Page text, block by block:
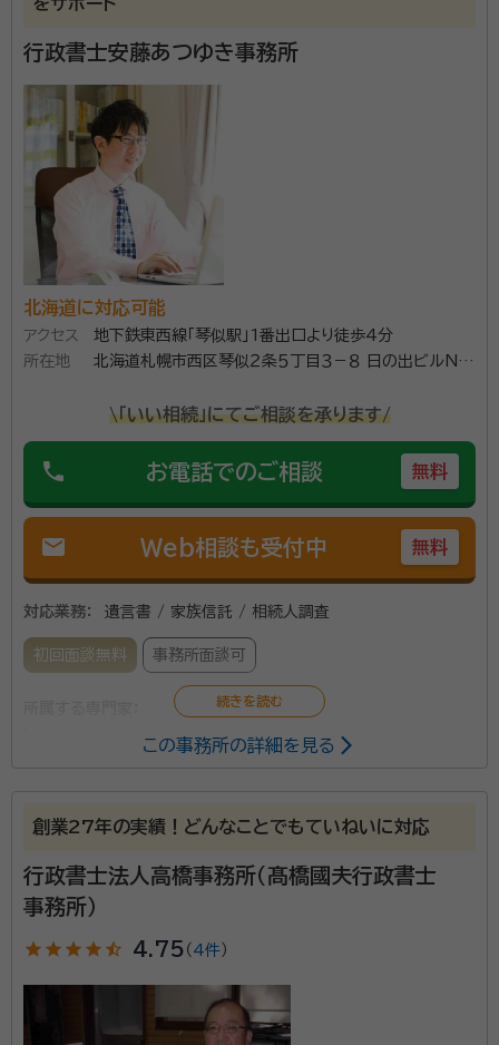
作成を行っております。 初回相談は無料です。お困りの
ことがございましたら、安心してお気軽にお問い合わせ
下さい。
資格等： 行政書士
所属団体： 北海道行政書士会
をサポート
行政書士安藤あつゆき事務所
北海道に対応可能
アクセス
地下鉄東西線「琴似駅」1番出口より徒歩4分
所在地
北海道札幌市西区琴似２条５丁目３－８ 日の出ビルN
\「いい相続」にてご相談を承ります/
phone お電話でのご相談 無料
mail Web相談も受付中 無料
対応業務： 遺言書 / 家族信託 / 相続人調査
初回面談無料 事務所面談可
安藤 篤幸（あんどう あつゆき） 行政書士
行政書士安藤あつゆき事務所は、『全世代型』『人それぞ
い行政書士事務所です。 「終活＝高齢者向け」という常
識をくつがえし、どの世代にも（＝全世代型）、その人に
やかな老後を迎えませんか？ 安心できる日常のため、
お客さまに寄り添ったサポートを約束いたします。
資格等：行政書士
所属団体：北海道行政書士会
この事務所の詳細を見る
創業27年の実績！どんなことでもていねいに対応
行政書士法人高橋事務所（髙橋國夫行政書士
事務所）
star star star star star_half 4.75 （ 4件）